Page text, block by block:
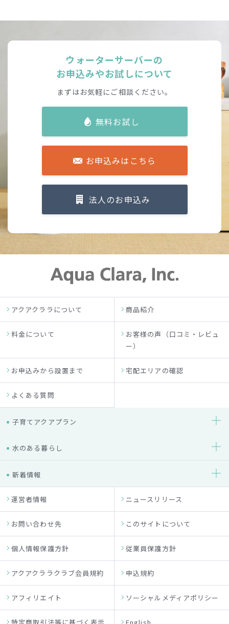
ウォーターサーバーの
お申込みやお試しについて
まずはお気軽にご相談ください。
無料お試し
お申込みはこちら
法人のお申込み
アクアクララについて 商品紹介
料金について
お客様の声（口コミ・レビュ
ー）
お申込みから設置まで 宅配エリアの確認
よくある質問
子育てアクアプラン
水のある暮らし
新着情報
運営者情報 ニュースリリース
お問い合わせ先 このサイトについて
個人情報保護方針 従業員保護方針
アクアクララクラブ会員規約 申込規約
アフィリエイト ソーシャルメディアポリシー